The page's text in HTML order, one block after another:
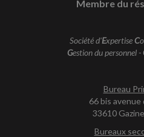
Membre du
Société d'ExpertiseC
Gestion du personnel -
Bureau
66 bis avenue
33610
Bureaux